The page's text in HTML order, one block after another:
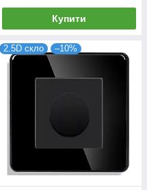
Купити
2.5D скло –10%